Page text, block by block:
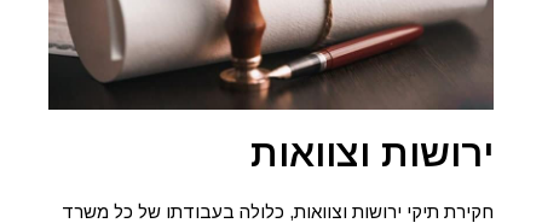
ירושות וצוואות
חקירת תיקי ירושות וצוואות, כלולה בעבודתו של כל משרד